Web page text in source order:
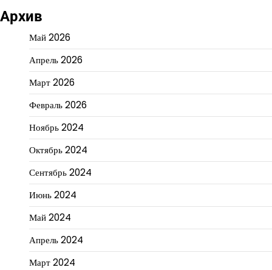
Архив
Май 2026
Апрель 2026
Март 2026
Февраль 2026
Ноябрь 2024
Октябрь 2024
Сентябрь 2024
Июнь 2024
Май 2024
Апрель 2024
Март 2024